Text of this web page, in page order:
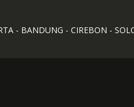
- BANDUNG - CIREBON -